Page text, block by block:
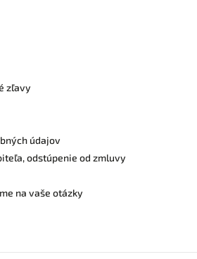
zľavy
údajov
odstúpenie od zmluvy
na vaše otázky